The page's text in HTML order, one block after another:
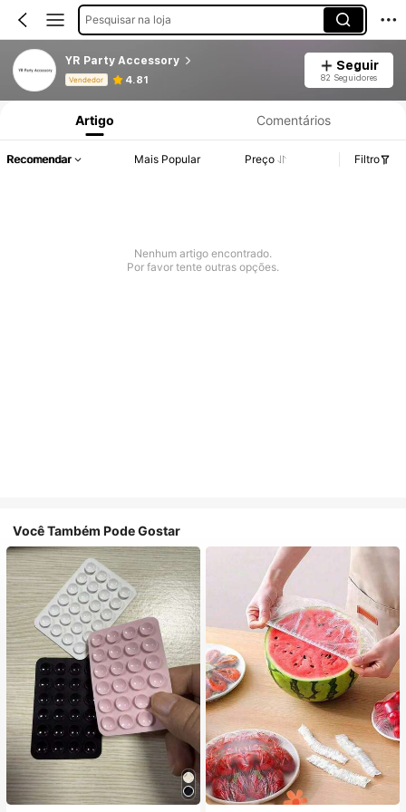
Pesquisar na loja
YR Party Accessory
Vendedor 4.81
Seguir
82 Seguidores
Informações do Produto: Divulgação de Preço, Vendas e Detalhes de Stock.
Artigo Comentários
Recomendar Mais Popular Preço Filtro
Nenhum artigo encontrado.
Por favor tente outras opções.
Você Também Pode Gostar